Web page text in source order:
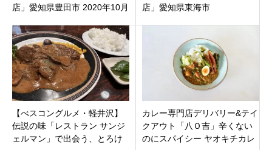
店」愛知県豊田市 2020年10月
店」愛知県東海市
【べスコングルメ・軽井沢】
伝説の味「レストラン サンジ
ェルマン」で出会う、とろけ
カレー専門店デリバリー&テイ
クアウト「八Ｏ吉」辛くない
のにスパイシー ヤオキチカレ